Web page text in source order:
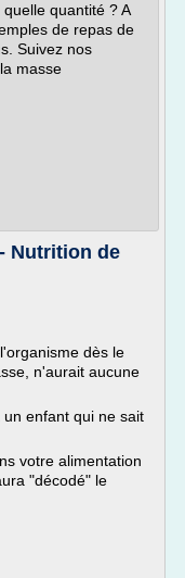
quantité ? A
de repas de
Suivez nos
masse
Nutrition de
dès le
n'aurait aucune
enfant qui ne sait
votre alimentation
"décodé" le